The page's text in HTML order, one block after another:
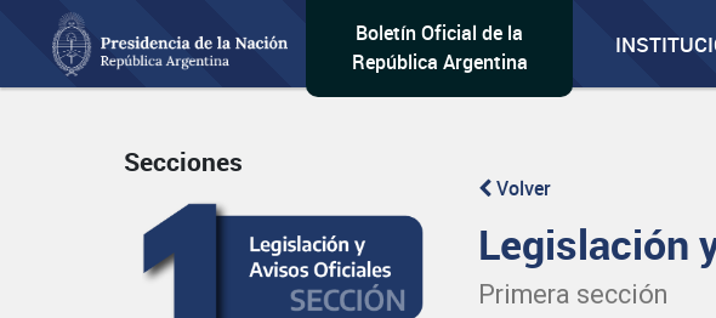
Boletín Oficial de la
República Argentina
Secciones
Volver
Legislación
Primera sección